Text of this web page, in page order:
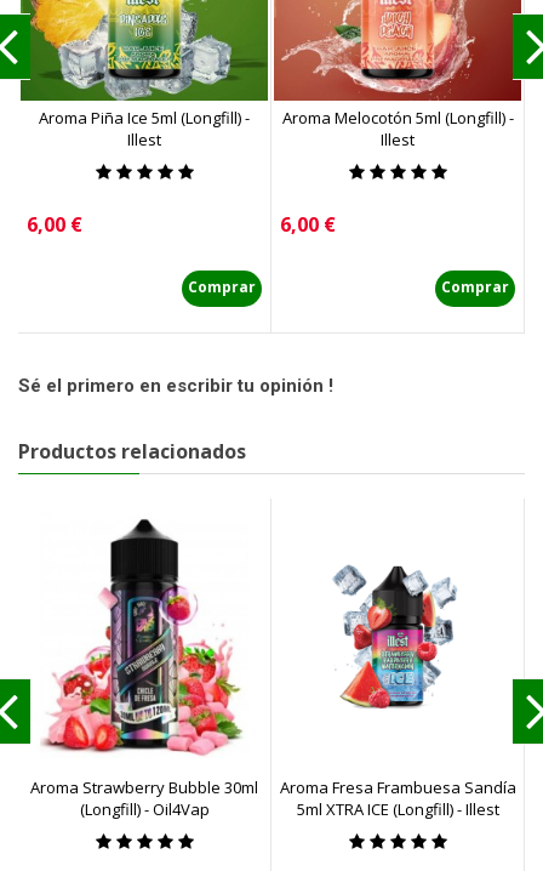
Aroma Piña Ice 5ml (Longfill) -
Illest
Precio
6,00 €
Comprar
Aroma Melocotón 5ml (Longfill) -
Illest
Precio
6,00 €
Comprar
Sé el primero en escribir tu opinión !
Productos relacionados
Aroma Strawberry Bubble 30ml
(Longfill) - Oil4Vap
Aroma Fresa Frambuesa Sandía
5ml XTRA ICE (Longfill) - Illest